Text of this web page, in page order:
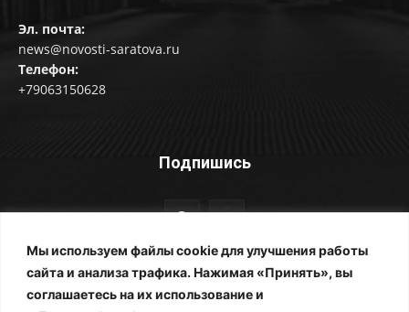
Мы используем файлы cookie для улучшения работы
сайта и анализа трафика. Нажимая «Принять», вы
соглашаетесь на их использование и
Эл. почта:
news@novosti-saratova.ru
Телефон:
+79063150628
Подпишись
© Новости Саратова 2014-2025